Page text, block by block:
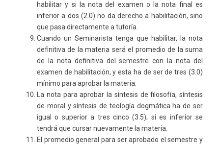
habilitar y si la nota del examen o la nota final es
inferior a dos (2.0) no da derecho a habilitación, sino
que pasa directamente a tutoría.
Cuando un Seminarista tenga que habilitar, la nota
definitiva de la materia será el promedio de la suma
de la nota definitiva del semestre con la nota del
examen de habilitación, y esta ha de ser de tres (3.0)
mínimo para aprobar la materia.
La nota para aprobar la síntesis de filosofía, síntesis
de moral y síntesis de teología dogmática ha de ser
igual o superior a tres cinco (3.5); si es inferior se
tendrá que cursar nuevamente la materia.
El promedio general para ser aprobado el semestre y